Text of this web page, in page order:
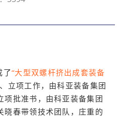
了“大型双螺杆挤出成套装备
立项工作，由科亚装备集团
项批准书，由科亚装备集团
晓春带领技术团队，庄重的